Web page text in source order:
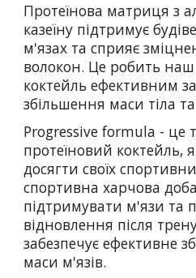
Протеїнова матриця з
казеїну підтримує
м'язах та сприяє
волокон. Це робить
коктейль ефективним
збільшення маси тіла
Progressive formula - це
протеїновий
досягти своїх
спортивна харчова
підтримувати м'язи та
відновлення після
забезпечує ефективне
маси м'язів.